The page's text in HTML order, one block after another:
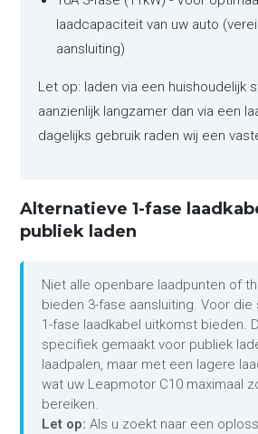
laadcapaciteit van uw auto
aansluiting)
Let op: laden via een huishoudelijk
aanzienlijk langzamer dan via een
dagelijks gebruik raden wij een
Alternatieve 1-fase
publiek laden
Niet alle openbare laadpunten of
bieden 3-fase aansluiting. Voor die
1-fase laadkabel uitkomst bieden.
specifiek gemaakt voor publiek
laadpalen, maar met een lagere
wat uw Leapmotor C10 maximaal
bereiken.
Let op: Als u zoekt naar een